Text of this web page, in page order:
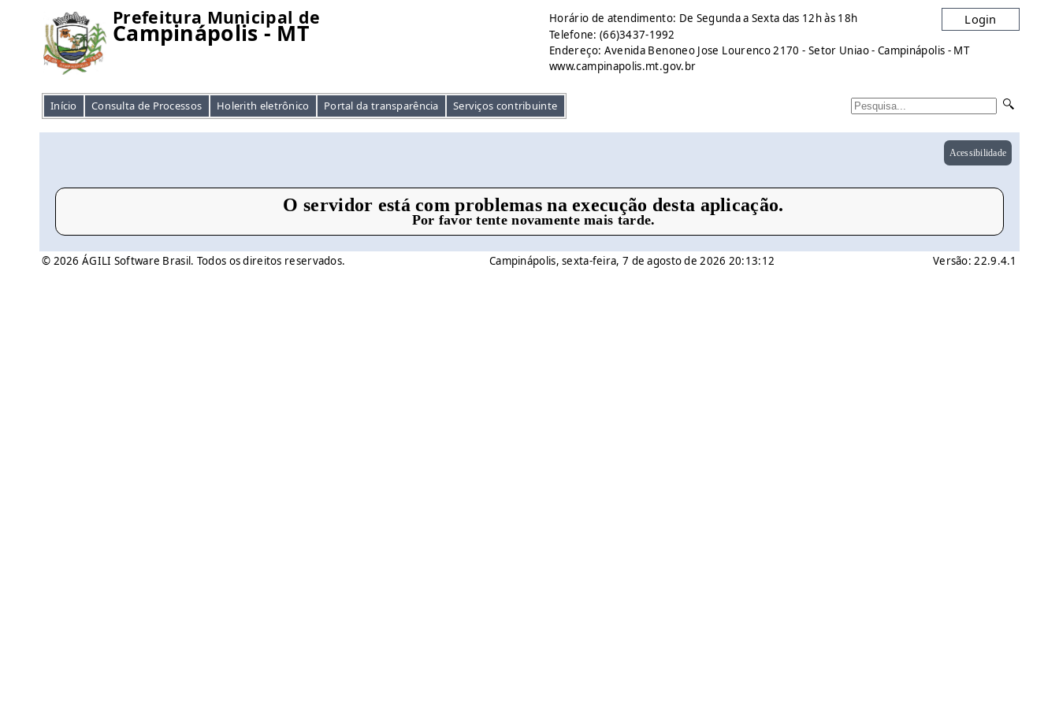
Login
Prefeitura Municipal de Horário de atendimento: De Segunda a Sexta das 12h às 18h
Campinápolis - MT
Telefone: (66)3437-1992
Endereço: Avenida Benoneo Jose Lourenco 2170 - Setor Uniao - Campinápolis - MT
www.campinapolis.mt.gov.br
Início Consulta de Processos Holerith eletrônico Portal da transparência Serviços contribuinte
Acessibilidade
O servidor está com problemas na execução desta aplicação.
Por favor tente novamente mais tarde.
© 2026 ÁGILI Software Brasil. Todos os direitos reservados. Campinápolis, sexta-feira, 7 de agosto de 2026 20:13:12 Versão: 22.9.4.1